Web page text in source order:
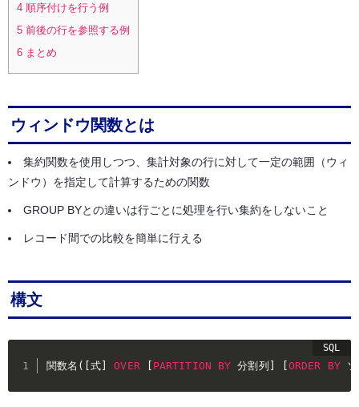
4 順序付けを行う例
5 前後の行を参照する例
6 まとめ
ウィンドウ関数とは
集約関数を使用しつつ、集計対象の行に対して一定の範囲（ウィ
ンドウ）を指定して計算するための関数
GROUP BYとの違いは行ごとに処理を行い集約をしないこと
レコード間での比較を簡単に行える
構文
関数名 ( [式 OVER PARTITION BY 分割列 ORDER BY ソ